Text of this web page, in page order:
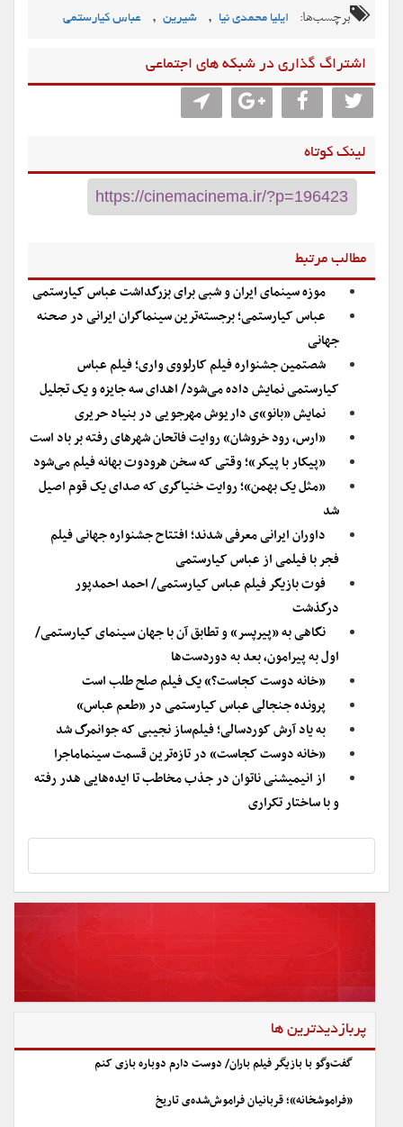
برچسب‌ها: ایلیا محمدی نیا , شیرین , عباس کیارستمی
اشتراگ گذاری در شبکه های اجتماعی
لینک کوتاه
مطالب مرتبط
موزه سینمای ایران و شبی برای بزرگداشت عباس کیارستمی
عباس کیارستمی؛ برجسته‌ترین سینماگران ایرانی در صحنه
جهانی
شصتمین جشنواره فیلم کارلووی واری؛ فیلم عباس
کیارستمی نمایش داده می‌شود/ اهدای سه جایزه و یک تجلیل
نمایش «بانو»ی داریوش مهرجویی در بنیاد حریری
«ارس، رود خروشان» روایت فاتحان شهرهای رفته بر باد است
«پیکار با پیکر»؛ وقتی که سخن هرودوت بهانه فیلم می‌شود
«مثل یک بهمن»؛ روایت خنیاگری که صدای یک قوم اصیل
شد
داوران ایرانی معرفی شدند؛ افتتاح جشنواره جهانی فیلم
فجر با فیلمی از عباس کیارستمی
فوت بازیگر فیلم عباس کیارستمی/ احمد احمدپور
درگذشت
نگاهی به «پیرپسر» و تطابق آن با جهان سینمای کیارستمی/
اول به پیرامون، بعد به دوردست‌ها
«خانه دوست کجاست؟» یک فیلم صلح طلب است
پرونده جنجالی عباس کیارستمی در «طعم عباس»
به یاد آرش کوردسالی؛ فیلم‌ساز نجیبی که جوانمرگ شد
«خانه دوست کجاست» در تازه‌ترین قسمت سینماماجرا
از انیمیشنی ناتوان در جذب مخاطب تا ایده‌هایی هدر رفته
و با ساختار تکراری
پربازدیدترین ها
گفت‌وگو با بازیگر فیلم باران/ دوست دارم دوباره بازی کنم
«فراموشخانه»؛ قربانیان فراموش‌شده‌ی تاریخ